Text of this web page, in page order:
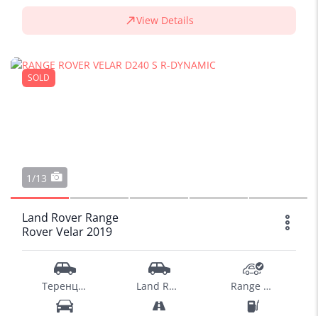
View Details
SOLD
1/13
Land Rover Range
Rover Velar 2019
Теренци - SUV Land Rover Range Rover Velar